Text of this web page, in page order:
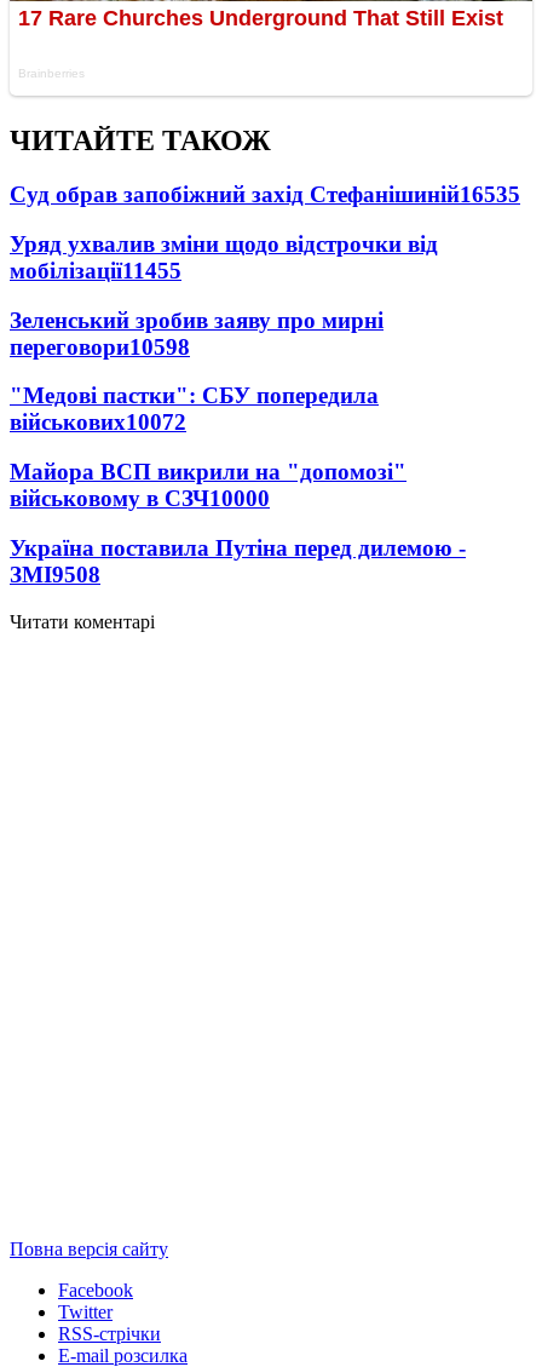
ЧИТАЙТЕ ТАКОЖ
Суд обрав запобіжний захід Стефанішиній16535
Уряд ухвалив зміни щодо відстрочки від
мобілізації11455
Зеленський зробив заяву про мирні
переговори10598
"Медові пастки": СБУ попередила
військових10072
Майора ВСП викрили на "допомозі"
військовому в СЗЧ10000
Україна поставила Путіна перед дилемою -
ЗМІ9508
Читати коментарі
Повна версія сайту
Facebook
Twitter
RSS-стрічки
E-mail розсилка